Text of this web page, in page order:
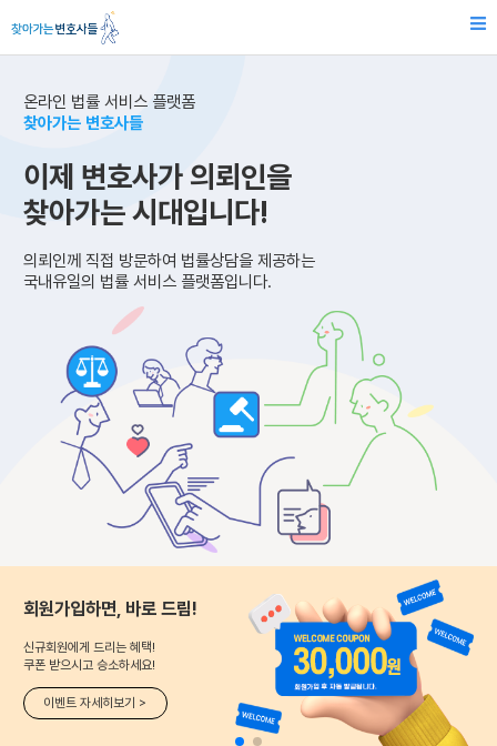
온라인 법률 서비스 플랫폼
찾아가는 변호사들
이제 변호사가 의뢰인을
찾아가는 시대입니다!
의뢰인께 직접 방문하여 법률상담을 제공하는
국내유일의 법률 서비스 플랫폼입니다.
회원가입하면, 바로 드림!
신규회원에게 드리는 혜택!
쿠폰 받으시고 승소하세요!
이벤트 자세히보기 >